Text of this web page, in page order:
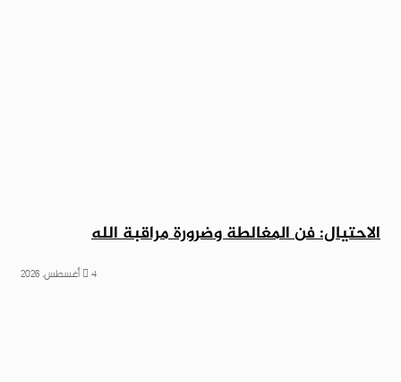
الاحتيال: فن المغالطة وضرورة مراقبة الله
4 أغسطس، 2026